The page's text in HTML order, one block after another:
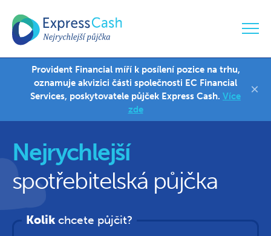
Blansko
Vladimír Konečný
770 138 737
Provident Financial míří k posílení pozice na trhu,
oznamuje akvizici části společnosti EC Financial
Services, poskytovatele půjček Express Cash. Více
zde
×
Nejrychlejší
spotřebitelská půjčka
Kolik chcete půjčit?